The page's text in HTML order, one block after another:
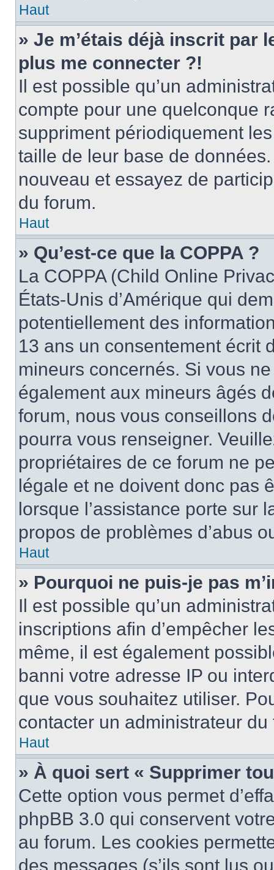
Haut
» Je m’étais déjà inscrit par
plus me connecter ?!
Il est possible qu’un
compte pour une quelconque
suppriment périodiquement
taille de leur base de
nouveau et essayez de
du forum.
Haut
» Qu’est-ce que la COPPA ?
La COPPA (Child Online
États-Unis d’Amérique qui
potentiellement des
13 ans un consentement écrit
mineurs concernés. Si vous
également aux mineurs âgés
forum, nous vous conseillons
pourra vous renseigner.
propriétaires de ce forum ne
légale et ne doivent donc pas
lorsque l’assistance porte sur
propos de problèmes d’abus
Haut
» Pourquoi ne puis-je pas
Il est possible qu’un
inscriptions afin d’empêcher
même, il est également
banni votre adresse IP ou
que vous souhaitez utiliser.
contacter un administrateur du
Haut
» À quoi sert « Supprimer
Cette option vous permet
phpBB 3.0 qui conservent
au forum. Les cookies
des messages (s’ils sont lus